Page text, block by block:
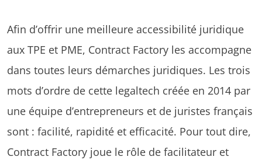
Afin d’offrir une meilleure accessibilité juridique
aux TPE et PME, Contract Factory les accompagne
dans toutes leurs démarches juridiques. Les trois
mots d’ordre de cette legaltech créée en 2014 par
une équipe d’entrepreneurs et de juristes français
sont : facilité, rapidité et efficacité. Pour tout dire,
Contract Factory joue le rôle de facilitateur et